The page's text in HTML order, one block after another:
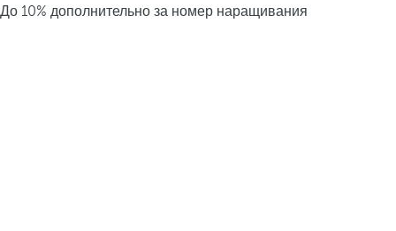
До 10% дополнительно за номер наращивания